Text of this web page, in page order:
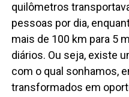
quilômetros
pessoas por dia,
mais de 100 km para 5
diários. Ou seja, existe
com o qual sonhamos,
transformados em